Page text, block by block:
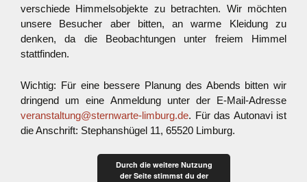
verschiede Himmelsobjekte zu betrachten. Wir möchten
unsere Besucher aber bitten, an warme Kleidung zu
denken, da die Beobachtungen unter freiem Himmel
stattfinden.
Wichtig: Für eine bessere Planung des Abends bitten wir
dringend um eine Anmeldung unter der E-Mail-Adresse
veranstaltung@sternwarte-limburg.de. Für das Autonavi ist
die Anschrift: Stephanshügel 11, 65520 Limburg.
Durch die weitere Nutzung
der Seite stimmst du der